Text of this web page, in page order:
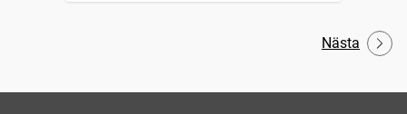
Nästa